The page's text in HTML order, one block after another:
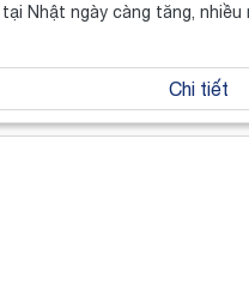
Nhật ngày càng tăng,
Chi tiết